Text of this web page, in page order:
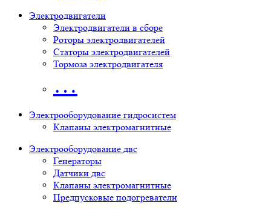
Электродвигатели
Электродвигатели в сборе
Роторы электродвигателей
Статоры электродвигателей
Тормоза электродвигателя
…
Электрооборудование гидросистем
Клапаны электромагнитные
Электрооборудование двс
Генераторы
Датчики двс
Клапаны электромагнитные
Предпусковые подогреватели